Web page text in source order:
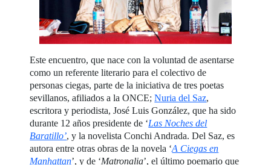
Este encuentro, que nace con la voluntad de asentarse
como un referente literario para el colectivo de
personas ciegas, parte de la iniciativa de tres poetas
sevillanos, afiliados a la ONCE;Nuria del Saz,
escritora y periodista, José Luis González, que ha sido
durante 12 años presidente de ‘Las Noches del
Baratillo’, y la novelista Conchi Andrada. Del Saz, es
autora entre otras obras de la novela ‘A Ciegas en
Manhattan’, y de ‘Matronalia’, el último poemario que